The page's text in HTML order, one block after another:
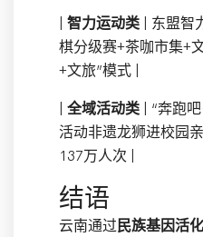
智力运动类 | 东盟智
棋分级赛+茶咖市集+
+文旅”模式 |
全域活动类 | “奔跑
活动非遗龙狮进校园
137万人次 |
结语
云南通过民族基因活化